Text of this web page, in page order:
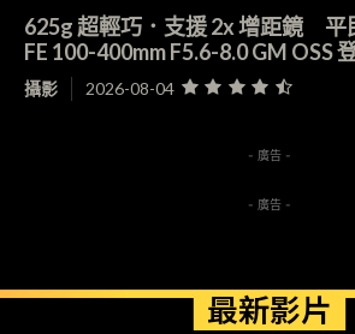
625g 超輕巧．支援 2x 增距鏡 平
FE 100-400mm F5.6-8.0 GM OSS
攝影 2026-08-04
- 廣告 -
- 廣告 -
最新影片